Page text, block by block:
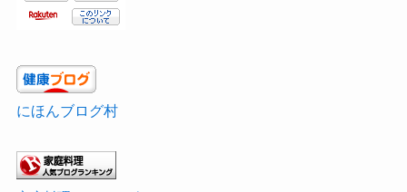
にほんブログ村